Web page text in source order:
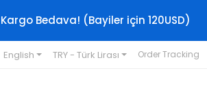
Bedava! (Bayiler için 120USD)
English TRY - Türk Lirası Order Tracking